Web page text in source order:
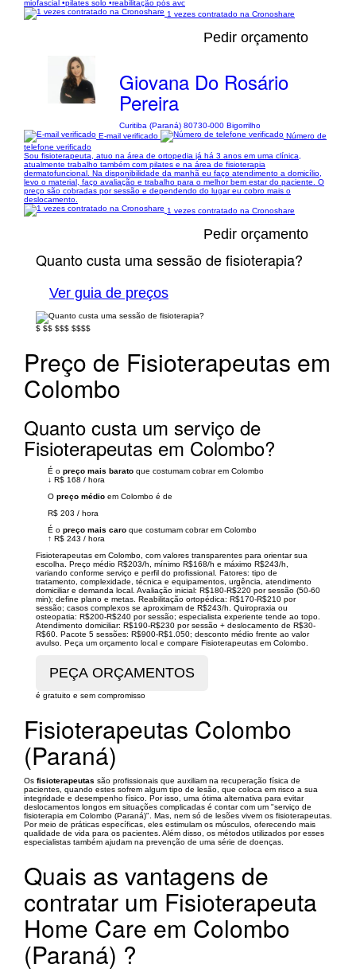
miofascial •pilates solo •reabilitação pós avc
1 vezes contratado na Cronoshare
Pedir orçamento
Giovana Do Rosário
Pereira
Curitiba (Paraná) 80730-000 Bigorrilho
E-mail verificado
Número de
telefone verificado
Sou fisioterapeuta, atuo na área de ortopedia já há 3 anos em uma clínica,
atualmente trabalho também com pilates e na área de fisioterapia
dermatofuncional. Na disponibilidade da manhã eu faço atendimento a domicílio,
levo o material, faço avaliação e trabalho para o melhor bem estar do paciente. O
preço são cobradas por sessão e dependendo do lugar eu cobro mais o
deslocamento.
1 vezes contratado na Cronoshare
Pedir orçamento
Quanto custa uma sessão de fisioterapia?
Ver guia de preços
$ $$ $$$ $$$$
Preço de Fisioterapeutas em
Colombo
Quanto custa um serviço de
Fisioterapeutas em Colombo?
É o preço mais barato que costumam cobrar em Colombo
↓ R$ 168 / hora
O preço médio em Colombo é de
R$ 203 / hora
É o preço mais caro que costumam cobrar em Colombo
↑ R$ 243 / hora
Fisioterapeutas em Colombo, com valores transparentes para orientar sua
escolha. Preço médio R$203/h, mínimo R$168/h e máximo R$243/h,
variando conforme serviço e perfil do profissional. Fatores: tipo de
tratamento, complexidade, técnica e equipamentos, urgência, atendimento
domiciliar e demanda local. Avaliação inicial: R$180-R$220 por sessão (50-60
min); define plano e metas. Reabilitação ortopédica: R$170-R$210 por
sessão; casos complexos se aproximam de R$243/h. Quiropraxia ou
osteopatia: R$200-R$240 por sessão; especialista experiente tende ao topo.
Atendimento domiciliar: R$190-R$230 por sessão + deslocamento de R$30-
R$60. Pacote 5 sessões: R$900-R$1.050; desconto médio frente ao valor
avulso. Peça um orçamento local e compare Fisioterapeutas em Colombo.
é gratuito e sem compromisso
Fisioterapeutas Colombo
(Paraná)
Os fisioterapeutas são profissionais que auxiliam na recuperação física de
pacientes, quando estes sofrem algum tipo de lesão, que coloca em risco a sua
integridade e desempenho físico. Por isso, uma ótima alternativa para evitar
deslocamentos longos em situações complicadas é contar com um "serviço de
fisioterapia em Colombo (Paraná)". Mas, nem só de lesões vivem os fisioterapeutas.
Por meio de práticas específicas, eles estimulam os músculos, oferecendo mais
qualidade de vida para os pacientes. Além disso, os métodos utilizados por esses
especialistas também ajudam na prevenção de uma série de doenças.
Quais as vantagens de
contratar um Fisioterapeuta
Home Care em Colombo
(Paraná) ?